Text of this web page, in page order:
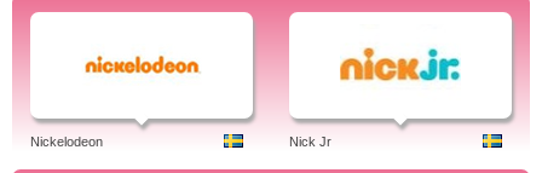
Nickelodeon Nick Jr